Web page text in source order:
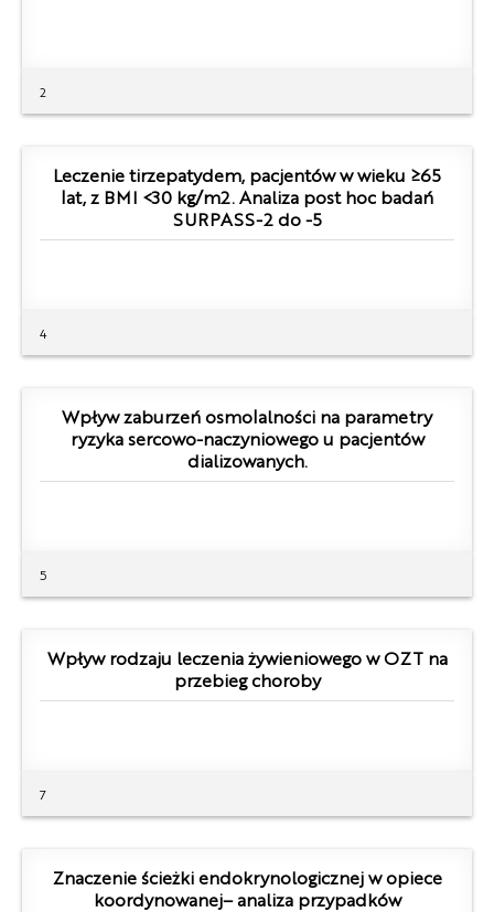
2
Leczenie tirzepatydem, pacjentów w wieku ≥65
lat, z BMI <30 kg/m2. Analiza post hoc badań
SURPASS-2 do -5
4
Wpływ zaburzeń osmolalności na parametry
ryzyka sercowo-naczyniowego u pacjentów
dializowanych.
5
Wpływ rodzaju leczenia żywieniowego w OZT na
przebieg choroby
7
Znaczenie ścieżki endokrynologicznej w opiece
koordynowanej– analiza przypadków